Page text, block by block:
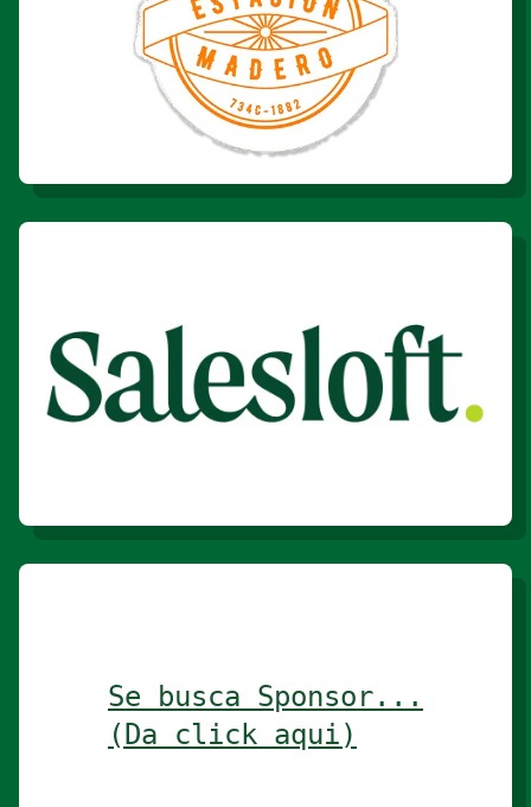
Se busca Sponsor...
(Da click aqui)